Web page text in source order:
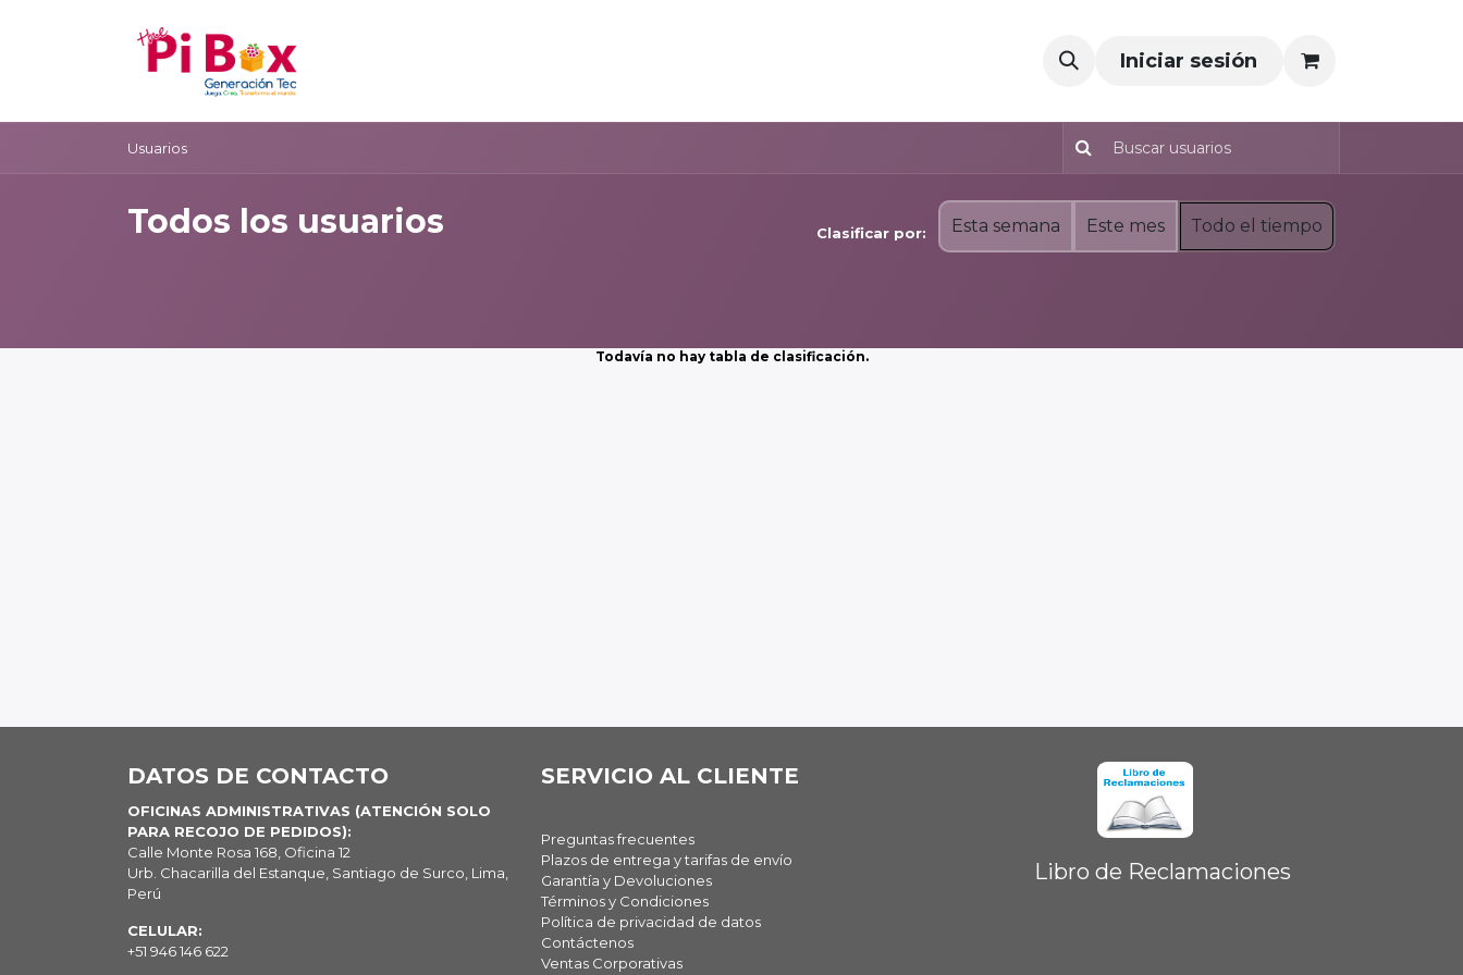
Iniciar sesión
Usuarios
Todos los usuarios Clasificar por: Esta semana Este mes Todo el tiempo
Todavía no hay tabla de clasificación.
DATOS DE CONTACTO
OFICINAS ADMINISTRATIVAS (ATENCIÓN SOLO
PARA RECOJO DE PEDIDOS):
Calle Monte Rosa 168, Oficina 12
Urb. Chacarilla del Estanque, Santiago de Surco, Lima,
Perú
CELULAR:
+51 946 146 622
SERVICIO AL CLIENTE
Preguntas frecuentes
Plazos de entrega y tarifas de envío
Garantía y Devoluciones
Términos y Condiciones
Política de privacidad de datos
Contáctenos
Ventas Corporativas
Libro de Reclamaciones